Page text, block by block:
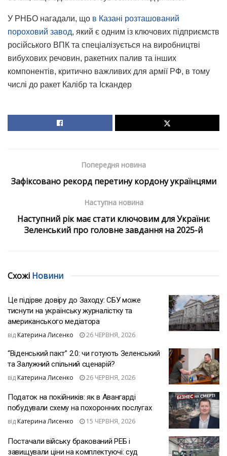
У РНБО нагадали, що в Казані розташований
пороховий завод, який є одним із ключових підприємств
російського ВПК та спеціалізується на виробництві
вибухових речовин, ракетних палив та інших
компонентів, критично важливих для армії РФ, в тому
числі до ракет Калібр та Іскандер
Попередня новина
Зафіксовано рекорд перетину кордону українцями
Наступна новина
Наступний рік має стати ключовим для України:
Зеленський про головне завдання на 2025-й
Схожі Новини
Це підірве довіру до Заходу: СБУ може
тиснути на українську журналістку та
американського медіатора
від Катерина Лисенко 26 ЧЕРВНЯ, 2026
“Віденський пакт” 2.0: чи готують Зеленський
та Залужний спільний сценарій?
від Катерина Лисенко 26 ЧЕРВНЯ, 2026
Податок на покійників: як в Авангарді
побудували схему на похоронних послугах
від Катерина Лисенко 15 ЧЕРВНЯ, 2026
Постачали війську бракований РЕБ і
завищували ціни на комплектуючі: суд